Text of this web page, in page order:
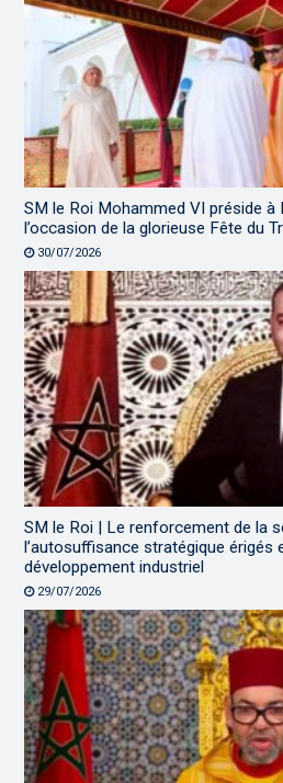
SM le Roi Mohammed VI préside à
l’occasion de la glorieuse Fête du
30/07/2026
SM le Roi | Le renforcement de la
l’autosuffisance stratégique érigés
développement industriel
29/07/2026